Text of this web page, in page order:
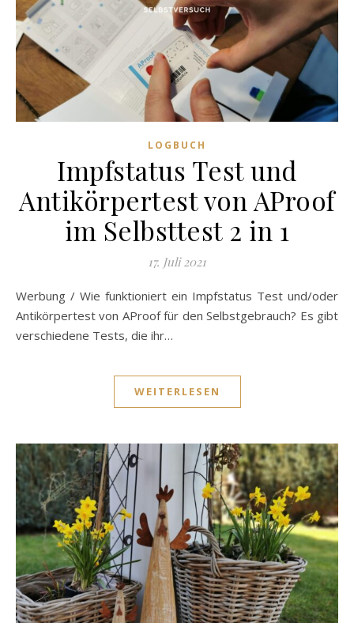
LOGBUCH
Impfstatus Test und
Antikörpertest von AProof
im Selbsttest 2 in 1
17. Juli 2021
Werbung / Wie funktioniert ein Impfstatus Test und/oder
Antikörpertest von AProof für den Selbstgebrauch? Es gibt
verschiedene Tests, die ihr…
WEITERLESEN